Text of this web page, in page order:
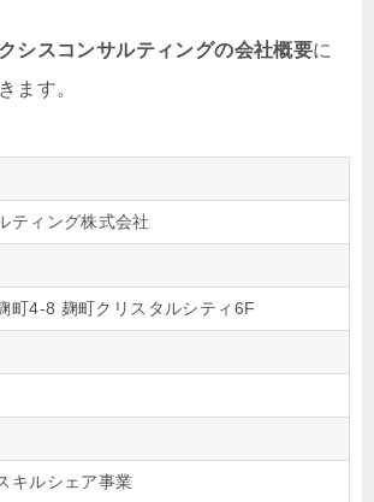
シスコンサルティングの会社概要に
ます。
ティング株式会社
町4-8 麹町クリスタルシティ6F
キルシェア事業